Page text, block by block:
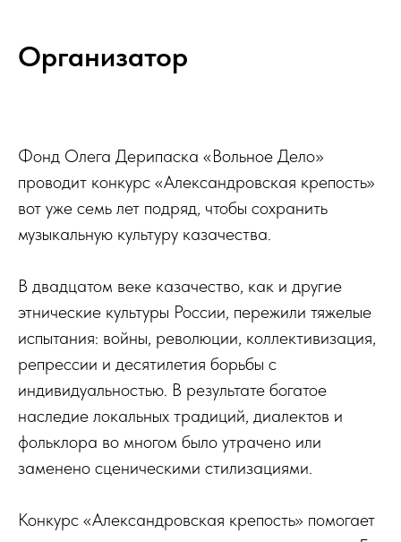
Организатор
Фонд Олега Дерипаска «Вольное Дело»
проводит конкурс «Александровская крепость»
вот уже семь лет подряд, чтобы сохранить
музыкальную культуру казачества.
В двадцатом веке казачество, как и другие
этнические культуры России, пережили тяжелые
испытания: войны, революции, коллективизация,
репрессии и десятилетия борьбы с
индивидуальностью. В результате богатое
наследие локальных традиций, диалектов и
фольклора во многом было утрачено или
заменено сценическими стилизациями.
Конкурс «Александровская крепость» помогает